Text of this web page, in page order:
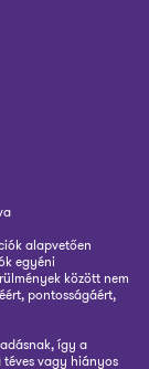
alapvetően
egyéni
között nem
pontosságáért,
így a
vagy hiányos